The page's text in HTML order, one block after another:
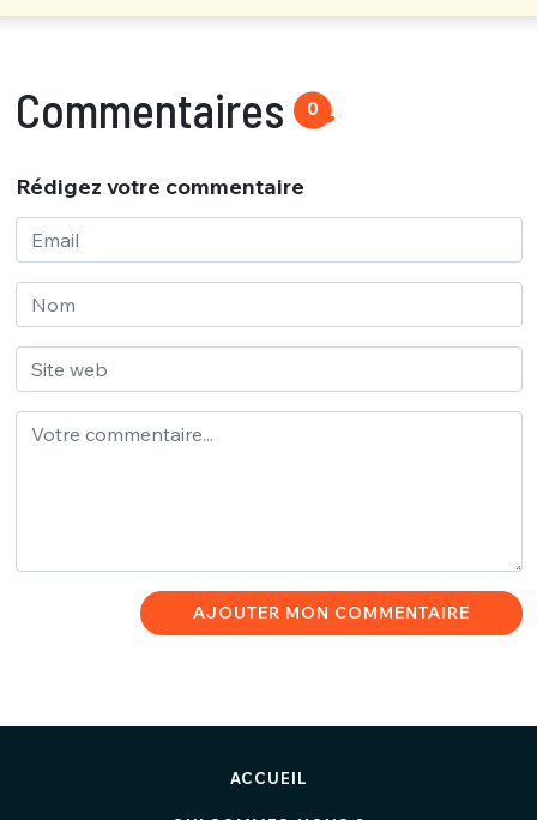
Commentaires 0
Rédigez votre commentaire
AJOUTER MON COMMENTAIRE
ACCUEIL